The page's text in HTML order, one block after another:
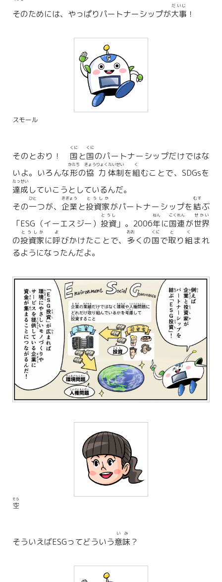
そのためには、やっぱりパートナーシップが大事
だいじ
！
スモール
そのとおり！ 国
くに
と国
くに
のパートナーシップだけではな
いよ。いろんな形
かたち
の協力
きょうりょく
体制
たいせい
を組
く
むことで、SDGsを
達成
たっせい
していこうとしているんだ。
その一
ひと
つが、 企業
きぎょう
と投資家
とうしか
がパートナーシップを結
むす
ぶ
「ESG（イーエスジー） 投資
とうし
」。2006年
ねん
に国連
こくれん
が世界
せかい
の投資家
とうしか
に呼
よ
びかけたことで、 多
おお
くの国
くに
で取
と
り組
く
まれ
るようになったんだよ。
空
そら
そういえばESGってどういう意味
いみ
？